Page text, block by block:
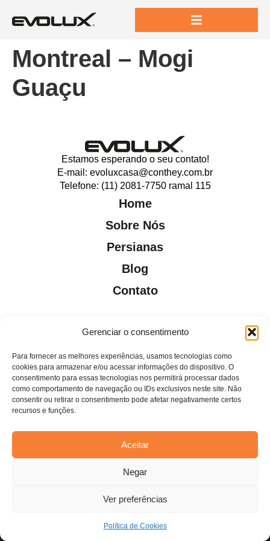
Gerenciar o consentimento
Para fornecer as melhores experiências, usamos tecnologias como
cookies para armazenar e/ou acessar informações do dispositivo. O
consentimento para essas tecnologias nos permitirá processar dados
como comportamento de navegação ou IDs exclusivos neste site. Não
consentir ou retirar o consentimento pode afetar negativamente certos
recursos e funções.
Aceitar
Negar
Ver preferências
Política de Cookies
Montreal – Mogi
Guaçu
Estamos esperando o seu contato!
E-mail: evoluxcasa@conthey.com.br
Telefone: (11) 2081-7750 ramal 115
Home
Sobre Nós
Persianas
Blog
Contato
Todos os direitos reservados. Anfi Lab Marketing
Estamos usando cookies para oferecer a você a melhor
configurações.